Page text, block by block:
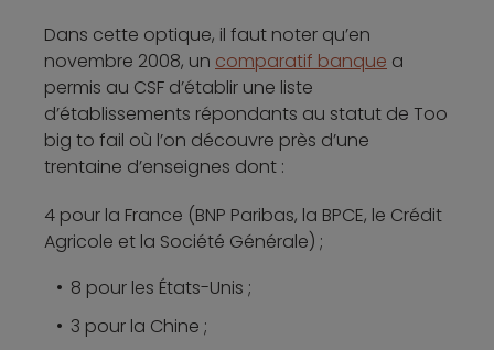
Dans cette optique, il faut noter qu’en
novembre 2008, un comparatif banque a
permis au CSF d’établir une liste
d’établissements répondants au statut de Too
big to fail où l’on découvre près d’une
trentaine d’enseignes dont :
4 pour la France (BNP Paribas, la BPCE, le Crédit
Agricole et la Société Générale) ;
8 pour les États-Unis ;
3 pour la Chine ;